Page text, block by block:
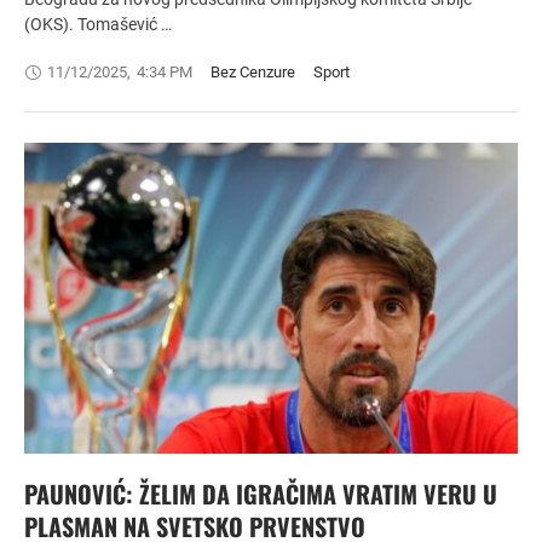
(OKS). Tomašević …
11/12/2025, 4:34 PM Bez Cenzure Sport
PAUNOVIĆ: ŽELIM DA IGRAČIMA VRATIM VERU U
PLASMAN NA SVETSKO PRVENSTVO